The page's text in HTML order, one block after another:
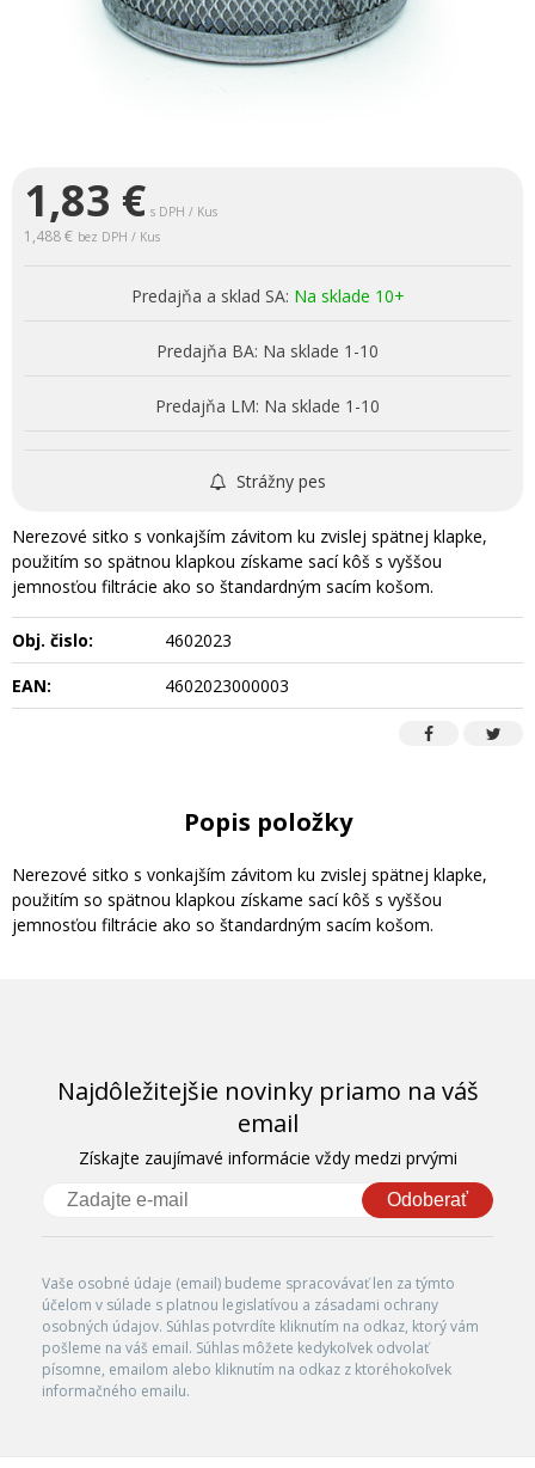
1,83 € s DPH / Kus
1,488 € bez DPH / Kus
Predajňa a sklad SA: Na sklade 10+
Predajňa BA: Na sklade 1-10
Predajňa LM: Na sklade 1-10
Strážny pes
Nerezové sitko s vonkajším závitom ku zvislej spätnej klapke,
použitím so spätnou klapkou získame sací kôš s vyššou
jemnosťou filtrácie ako so štandardným sacím košom.
Obj. čislo:
4602023
EAN:
4602023000003
Popis položky
Nerezové sitko s vonkajším závitom ku zvislej spätnej klapke,
použitím so spätnou klapkou získame sací kôš s vyššou
jemnosťou filtrácie ako so štandardným sacím košom.
Najdôležitejšie novinky priamo na váš
email
Získajte zaujímavé informácie vždy medzi prvými
Odoberať
Vaše osobné údaje (email) budeme spracovávať len za týmto
účelom v súlade s platnou legislatívou a zásadami ochrany
osobných údajov. Súhlas potvrdíte kliknutím na odkaz, ktorý vám
pošleme na váš email. Súhlas môžete kedykoľvek odvolať
písomne, emailom alebo kliknutím na odkaz z ktoréhokoľvek
informačného emailu.